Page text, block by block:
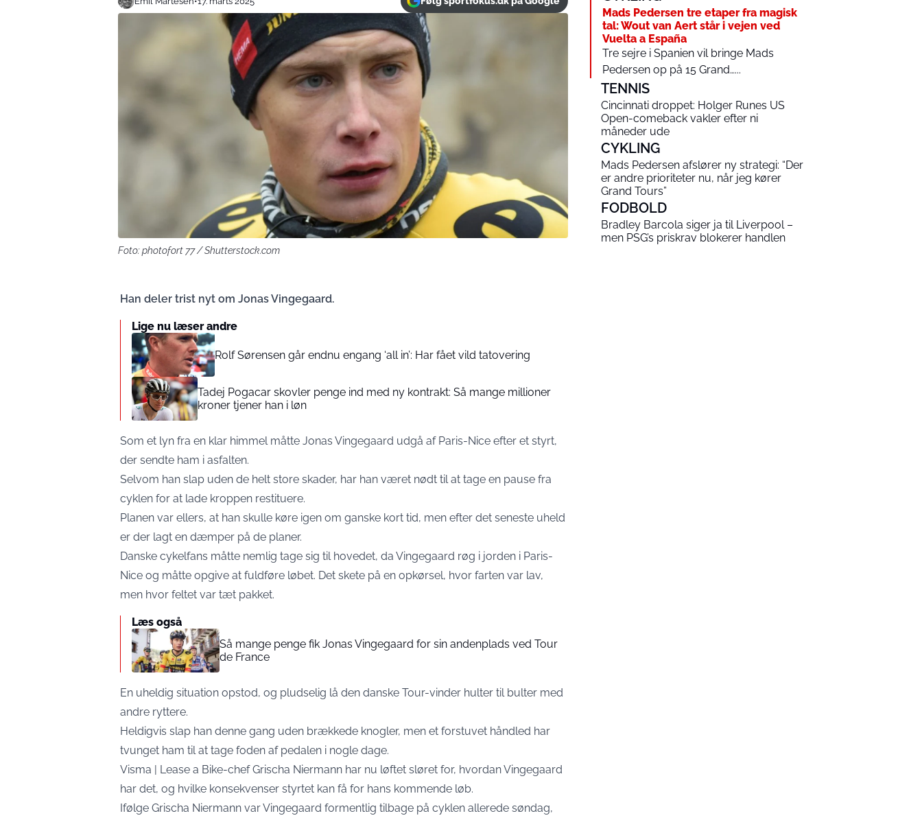
Foto: photofort 77 / Shutterstock.com
Han deler trist nyt om Jonas Vingegaard.
Lige nu læser andre
Rolf Sørensen går endnu engang ‘all in’: Har fået vild tatovering
Tadej Pogacar skovler penge ind med ny kontrakt: Så mange millioner
kroner tjener han i løn
Som et lyn fra en klar himmel måtte Jonas Vingegaard udgå af Paris-Nice efter et styrt,
der sendte ham i asfalten.
Selvom han slap uden de helt store skader, har han været nødt til at tage en pause fra
cyklen for at lade kroppen restituere.
Planen var ellers, at han skulle køre igen om ganske kort tid, men efter det seneste uheld
er der lagt en dæmper på de planer.
Danske cykelfans måtte nemlig tage sig til hovedet, da Vingegaard røg i jorden i Paris-
Nice og måtte opgive at fuldføre løbet. Det skete på en opkørsel, hvor farten var lav,
men hvor feltet var tæt pakket.
Læs også
Så mange penge fik Jonas Vingegaard for sin andenplads ved Tour
de France
En uheldig situation opstod, og pludselig lå den danske Tour-vinder hulter til bulter med
andre ryttere.
Heldigvis slap han denne gang uden brækkede knogler, men et forstuvet håndled har
tvunget ham til at tage foden af pedalen i nogle dage.
Visma | Lease a Bike-chef Grischa Niermann har nu løftet sløret for, hvordan Vingegaard
har det, og hvilke konsekvenser styrtet kan få for hans kommende løb.
Ifølge Grischa Niermann var Vingegaard formentlig tilbage på cyklen allerede søndag,
Mads Pedersen tre etaper fra magisk
tal: Wout van Aert står i vejen ved
Vuelta a España
Tre sejre i Spanien vil bringe Mads
Pedersen op på 15 Grand…...
TENNIS
Cincinnati droppet: Holger Runes US
Open-comeback vakler efter ni
måneder ude
CYKLING
Mads Pedersen afslører ny strategi: “Der
er andre prioriteter nu, når jeg kører
Grand Tours”
FODBOLD
Bradley Barcola siger ja til Liverpool –
men PSG’s priskrav blokerer handlen